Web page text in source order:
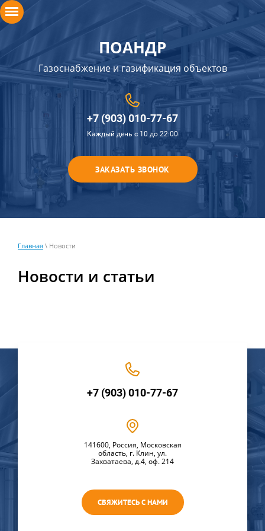
ПОАНДР
Газоснабжение и газификация объектов
+7 (903) 010-77-67
Каждый день с 10 до 22:00
ЗАКАЗАТЬ ЗВОНОК
Главная \ Новости
Новости и статьи
+7 (903) 010-77-67
141600, Россия, Московская
область, г. Клин, ул.
Захватаева, д.4, оф. 214
СВЯЖИТЕСЬ С НАМИ